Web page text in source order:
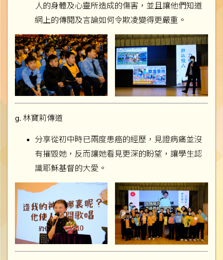
人的身體及心靈所造成的傷害，並且讓他們知道
網上的傳閱及言論如何令欺凌變得更嚴重。
g. 林寶莉傳道
分享從初中時已兩度患癌的經歷，見證病痛並沒
有摧毀她，反而讓她看見更深的盼望，讓學生認
識耶穌基督的大愛。